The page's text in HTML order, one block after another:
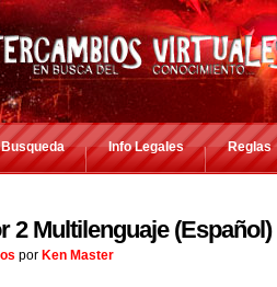
Busqueda Info Legales Reglas
2 Multilenguaje (Español)
por Ken Master